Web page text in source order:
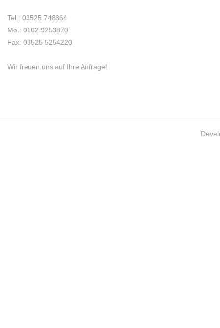
Tel.: 03525 748864
Mo.: 0162 9253870
Fax: 03525 5254220
Wir freuen uns auf Ihre Anfrage!